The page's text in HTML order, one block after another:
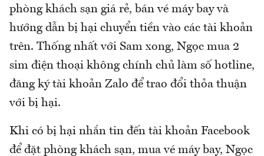
phòng khách sạn giá rẻ, bán vé máy bay và
hướng dẫn bị hại chuyển tiền vào các tài khoản
trên. Thống nhất với Sam xong, Ngọc mua 2
sim điện thoại không chính chủ làm số hotline,
đăng ký tài khoản Zalo để trao đổi thỏa thuận
với bị hại.
Khi có bị hại nhắn tin đến tài khoản Facebook
để đặt phòng khách sạn, mua vé máy bay, Ngọc